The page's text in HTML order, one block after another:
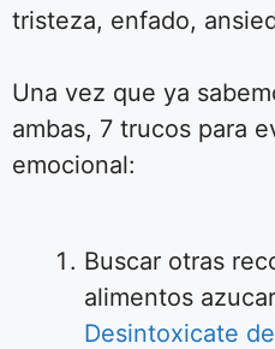
tristeza, enfado,
Una vez que ya
ambas, 7 trucos para
emocional:
Buscar otras
alimentos
Desintoxicate